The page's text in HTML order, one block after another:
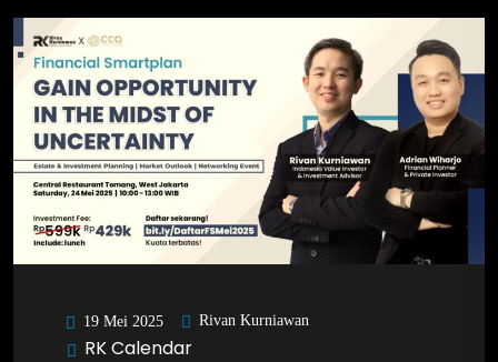
19 Mei 2025 Rivan Kurniawan
RK Calendar